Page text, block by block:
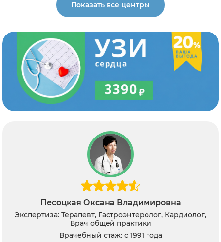
Показать все центры
Песоцкая Оксана Владимировна
Экспертиза: Терапевт, Гастроэнтеролог, Кардиолог,
Врач общей практики
Врачебный стаж: с 1991 года